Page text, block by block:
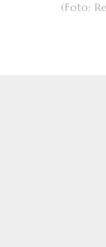
(Foto: